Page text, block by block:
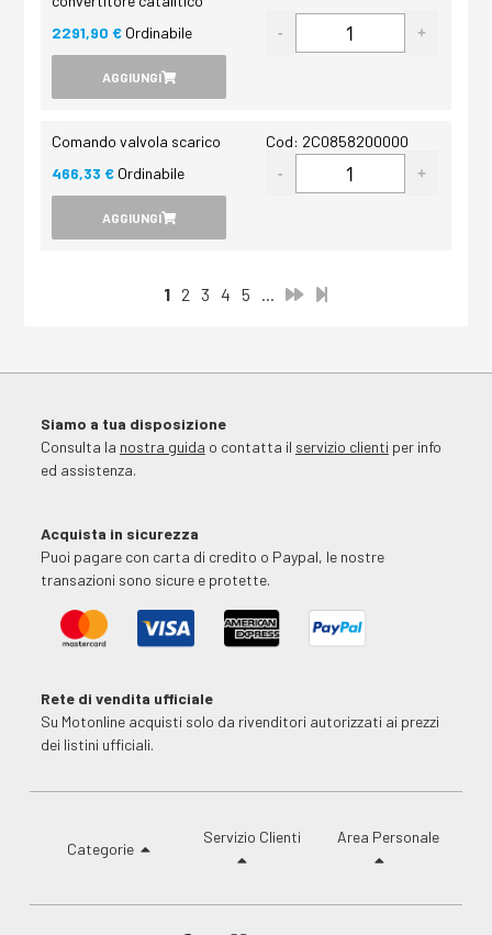
2291,90 € Ordinabile
AGGIUNGI
Comando valvola scarico
Cod: 2C0858200000
466,33 € Ordinabile
AGGIUNGI
1 2 3 4 5 ...
Siamo a tua disposizione
Consulta la nostra guida o contatta il servizio clienti per info
ed assistenza.
Acquista in sicurezza
Puoi pagare con carta di credito o Paypal, le nostre
transazioni sono sicure e protette.
Rete di vendita ufficiale
Su Motonline acquisti solo da rivenditori autorizzati ai prezzi
dei listini ufficiali.
Categorie
Servizio Clienti Area Personale